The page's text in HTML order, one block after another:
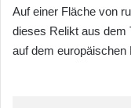
Auf einer Fläche von
dieses Relikt aus dem
auf dem europäischen